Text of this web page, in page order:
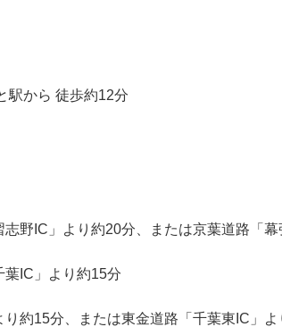
駅から 徒歩約12分
野IC」より約20分、または京葉道路「
葉IC」より約15分
約15分、または東金道路「千葉東IC」